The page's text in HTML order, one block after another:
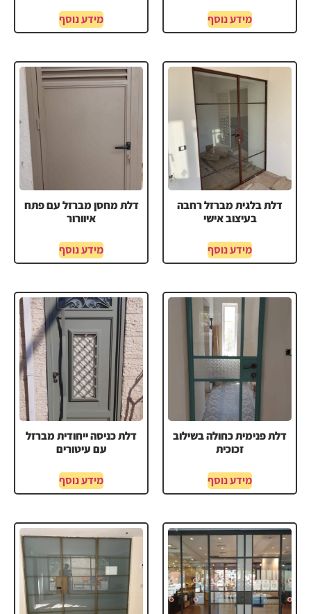
מידע נוסף מידע נוסף
דלת בלגית מברזל רחבה
בעיצוב אישי
מידע נוסף
דלת מחסן מברזל עם פתח
איוורור
מידע נוסף
דלת פנימית כחולה בשילוב
זכוכית
מידע נוסף
דלת כניסה ייחודית מברזל
עם עיטורים
מידע נוסף